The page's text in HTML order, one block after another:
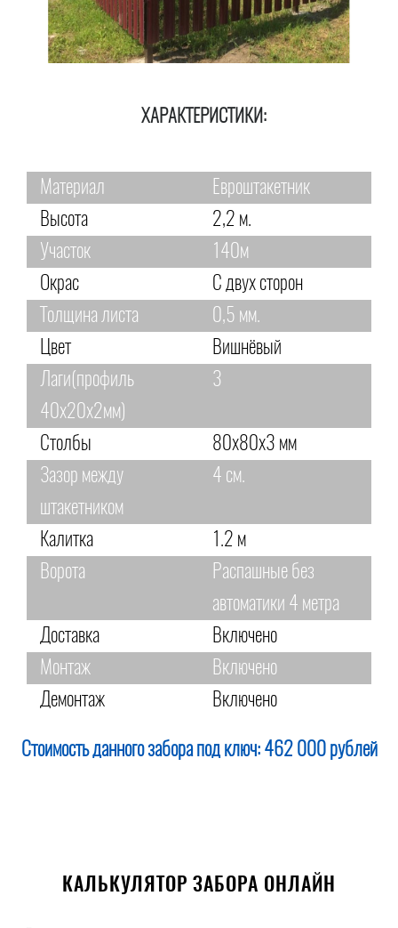
ХАРАКТЕРИСТИКИ:
Материал
Евроштакетник
Высота
2,2 м.
Участок
140м
Окрас
С двух сторон
Толщина листа
0,5 мм.
Цвет
Вишнёвый
Лаги(профиль
40х20х2мм)
3
Столбы
80х80х3 мм
Зазор между
штакетником
4 см.
Калитка
1.2 м
Ворота
Распашные без
автоматики 4 метра
Доставка
Включено
Монтаж
Включено
Демонтаж
Включено
Стоимость данного забора под ключ: 462 000 рублей
КАЛЬКУЛЯТОР ЗАБОРА ОНЛАЙН